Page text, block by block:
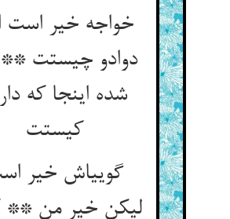
خواجه خیر است
دوادو چیستت
شده اینجا که
کیستت‏
گویی‏اش خیر
لیکن خیر من